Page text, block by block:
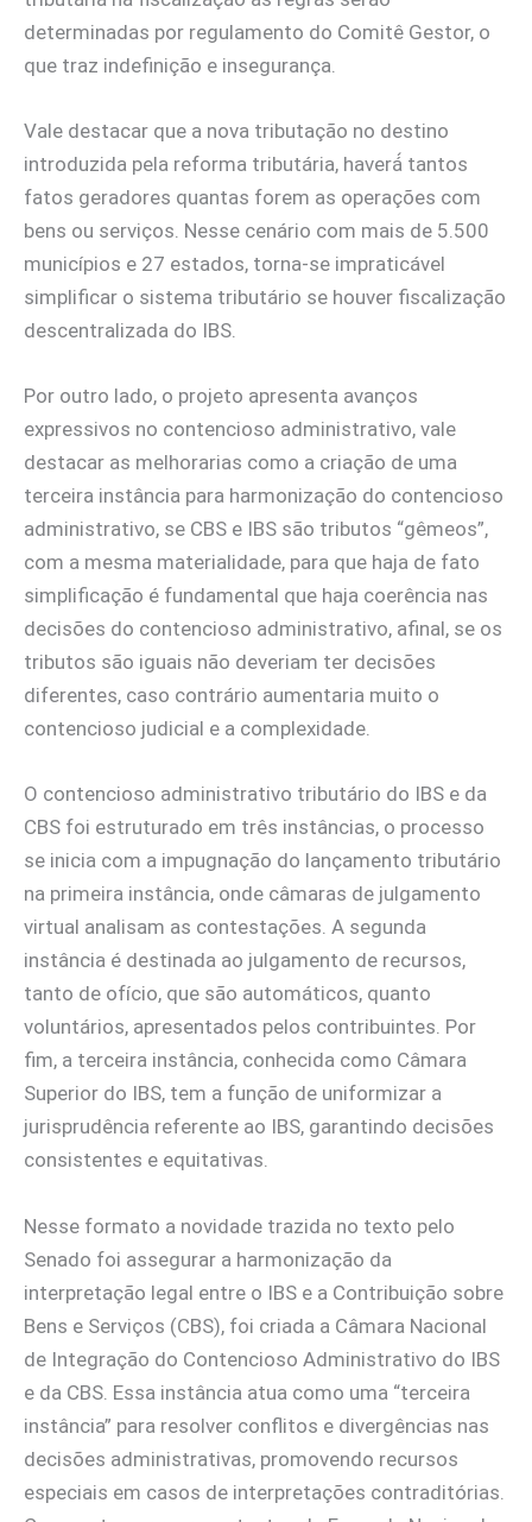
determinadas por regulamento do Comitê Gestor, o
que traz indefinição e insegurança.
Vale destacar que a nova tributação no destino
introduzida pela reforma tributária, haverá́ tantos
fatos geradores quantas forem as operações com
bens ou serviços. Nesse cenário com mais de 5.500
municípios e 27 estados, torna-se impraticável
simplificar o sistema tributário se houver fiscalização
descentralizada do IBS.
Por outro lado, o projeto apresenta avanços
expressivos no contencioso administrativo, vale
destacar as melhorarias como a criação de uma
terceira instância para harmonização do contencioso
administrativo, se CBS e IBS são tributos “gêmeos”,
com a mesma materialidade, para que haja de fato
simplificação é fundamental que haja coerência nas
decisões do contencioso administrativo, afinal, se os
tributos são iguais não deveriam ter decisões
diferentes, caso contrário aumentaria muito o
contencioso judicial e a complexidade.
O contencioso administrativo tributário do IBS e da
CBS foi estruturado em três instâncias, o processo
se inicia com a impugnação do lançamento tributário
na primeira instância, onde câmaras de julgamento
virtual analisam as contestações. A segunda
instância é destinada ao julgamento de recursos,
tanto de ofício, que são automáticos, quanto
voluntários, apresentados pelos contribuintes. Por
fim, a terceira instância, conhecida como Câmara
Superior do IBS, tem a função de uniformizar a
jurisprudência referente ao IBS, garantindo decisões
consistentes e equitativas.
Nesse formato a novidade trazida no texto pelo
Senado foi assegurar a harmonização da
interpretação legal entre o IBS e a Contribuição sobre
Bens e Serviços (CBS), foi criada a Câmara Nacional
de Integração do Contencioso Administrativo do IBS
e da CBS. Essa instância atua como uma “terceira
instância” para resolver conflitos e divergências nas
decisões administrativas, promovendo recursos
especiais em casos de interpretações contraditórias.